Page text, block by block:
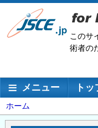
メ
ン
移
このサ
術者の
メインナビゲーション
メニュー ト
パ
ン
ホーム